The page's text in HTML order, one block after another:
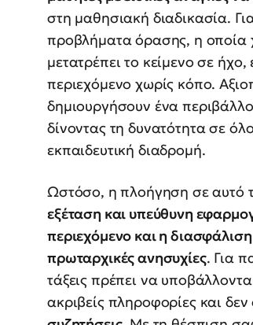
στη μαθησιακή διαδικασία.
προβλήματα όρασης, η οποία
μετατρέπει το κείμενο σε
περιεχόμενο χωρίς κόπο.
δημιουργήσουν ένα
δίνοντας τη δυνατότητα σε
εκπαιδευτική διαδρομή.
Ωστόσο, η πλοήγηση σε αυτό
εξέταση και υπεύθυνη
περιεχόμενο και η
πρωταρχικές ανησυχίες. Για
τάξεις πρέπει να
ακριβείς πληροφορίες και